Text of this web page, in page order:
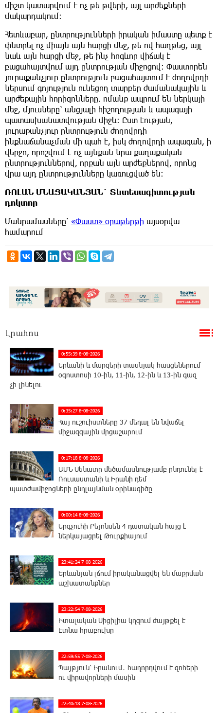
միշտ կատարվում է ոչ թե թվերի, այլ արժեքների
մակարդակում։
Հետևաբար, ընտրությունների իրական իմաստը պետք է
փնտրել ոչ միայն այն հարցի մեջ, թե ով հաղթեց, այլ
նաև այն հարցի մեջ, թե ինչ հոգևոր վիճակ է
բացահայտվում այդ ընտրության միջոցով։ Փաստորեն
յուրաքանչյուր ընտրություն բացահայտում է ժողովրդի
ներսում գոյություն ունեցող տարբեր ժամանակային և
արժեքային հորիզոնները. ոմանք ապրում են ներկայի
մեջ, մյուսները՝ անցյալի հիշողության և ապագայի
պատասխանատվության միջև։ Ըստ էության,
յուրաքանչյուր ընտրություն ժողովրդի
ինքնաճանաչման մի պահ է, իսկ ժողովրդի ապագան, ի
վերջո, որոշվում է ոչ այնքան նրա քաղաքական
ընտրություններով, որքան այն արժեքներով, որոնց
վրա այդ ընտրությունները կառուցված են։
ՌՈԼԱՆ ՄՆԱՑԱԿԱՆՅԱՆ` Տնտեսագիտության
դոկտոր
Մանրամասները՝ «Փաստ» օրաթերթի այսօրվա
համարում
Լրահոս
0:55:39 8-08-2026
Երևանի և մարզերի տասնյակ հասցեներում
օգոստոսի 10-ին, 11-ին, 12-ին և 13-ին գազ
չի լինելու
0:35:27 8-08-2026
Հայ ուշուիստները 37 մեդալ են նվաճել
միջազգային մրցաշարում
0:17:18 8-08-2026
ԱՄՆ Սենատը մեծամասնությամբ ընդունել է
Ռուսաստանի և Իրանի դեմ
պատժամիջոցների ընդլայնման օրինագիծը
0:00:14 8-08-2026
Երգչուհի Բեյոնսեն ​​4 դատական հայց է
ներկայացրել Թուրքիայում
23:41:24 7-08-2026
Երևանյան լճում իրականացվել են մաքրման
աշխատանքներ
23:22:54 7-08-2026
Իտալական Սիցիլիա կղզում ժայթքել է
Էտնա հրաբուխը
22:59:55 7-08-2026
Պայթյուն՝ Իրանում․ հաղորդվում է զոհերի
ու վիրավորների մասին
22:40:18 7-08-2026